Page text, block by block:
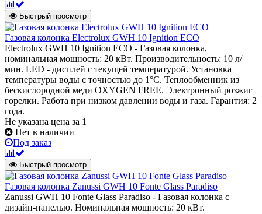
Быстрый просмотр
Газовая колонка Electrolux GWH 10 Ignition ECO
Electrolux GWH 10 Ignition ECO - Газовая колонка,
номинальная мощность: 20 кВт. Производительность: 10 л/
мин. LED - дисплей с текущей температурой. Установка
температуры воды с точностью до 1°С. Теплообменник из
бескислородной меди OXYGEN FREE. Электронный розжиг
горелки. Работа при низком давлении воды и газа. Гарантия: 2
года.
Не указана цена за 1
Нет в наличии
Под заказ
Быстрый просмотр
Газовая колонка Zanussi GWH 10 Fonte Glass Paradiso
Zanussi GWH 10 Fonte Glass Paradiso - Газовая колонка c
дизайн-панелью. Номинальная мощность: 20 кВт.